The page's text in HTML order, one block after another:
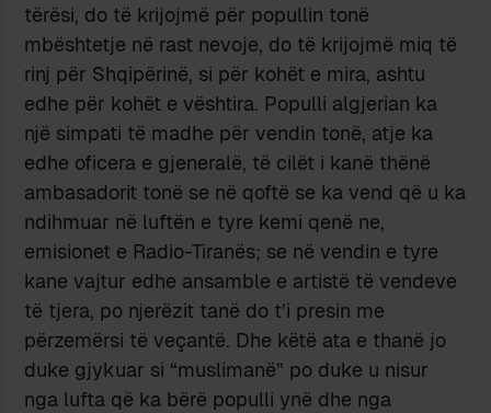
tërësi, do të krijojmë për popullin tonë
mbështetje në rast nevoje, do të krijojmë miq të
rinj për Shqipërinë, si për kohët e mira, ashtu
edhe për kohët e vështira. Populli algjerian ka
një simpati të madhe për vendin tonë, atje ka
edhe oficera e gjeneralë, të cilët i kanë thënë
ambasadorit tonë se në qoftë se ka vend që u ka
ndihmuar në luftën e tyre kemi qenë ne,
emisionet e Radio-Tiranës; se në vendin e tyre
kane vajtur edhe ansamble e artistë të vendeve
të tjera, po njerëzit tanë do t’i presin me
përzemërsi të veçantë. Dhe këtë ata e thanë jo
duke gjykuar si “muslimanë” po duke u nisur
nga lufta që ka bërë populli ynë dhe nga